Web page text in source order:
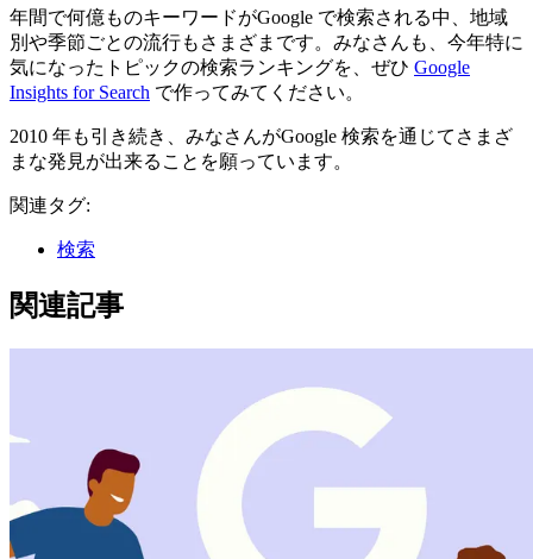
年間で何億ものキーワードがGoogle で検索される中、地域
別や季節ごとの流行もさまざまです。みなさんも、今年特に
気になったトピックの検索ランキングを、ぜひ Google
Insights for Search で作ってみてください。
2010 年も引き続き、みなさんがGoogle 検索を通じてさまざ
まな発見が出来ることを願っています。
関連タグ:
検索
関連記事